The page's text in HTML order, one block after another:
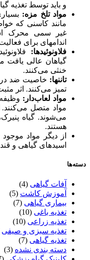
و باید توسط تغذیه
مواد تلخ مزه:
مانند کاسنی که
غیر سمی محرک
اندامهای برای
فلاونوئیدها:
گیاهان عالی یافت
خنثی می‌کنند.
تاننها: خاصیت ضد
تمیز می‌کنند. اثر
مواد لعاب‌دار:
مواد متصل
می‌شوند. گیاه
هستند.
از دیگر مواد موجود
اسیدهای گیاهی و
دسته‌ها
آفات گیاهی (4)
آموزش کاشت (5)
بیماری گیاهی (7)
تغذیه باغی (10)
تغذیه زراعی (10)
تغذیه سبزی و صیفی
تغذیه گیاهی (7)
دسته بندی نشده (3)